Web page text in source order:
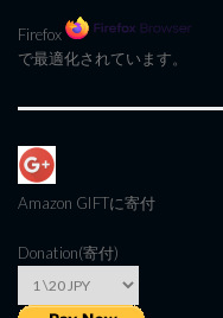
Firefox
で最適化されています。
Amazon GIFTに寄付
Donation(寄付)